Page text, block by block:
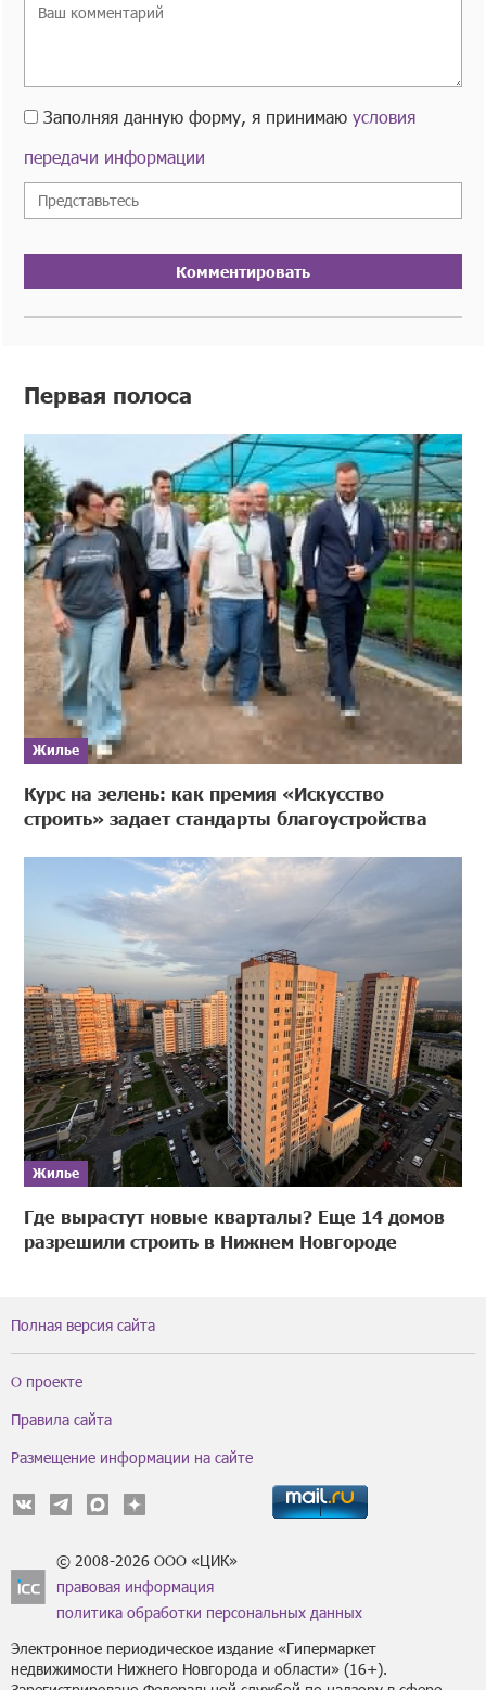
Заполняя данную форму, я принимаюусловия
передачи информации
Комментировать
Первая полоса
Жилье
Курс на зелень: как премия «Искусство
строить» задает стандарты благоустройства
Жилье
Где вырастут новые кварталы? Еще 14 домов
разрешили строить в Нижнем Новгороде
Полная версия сайта
О проекте
Правила сайта
Размещение информации на сайте
© 2008-2026 ООО «ЦИК»
правовая информация
политика обработки персональных данных
Электронное периодическое издание «Гипермаркет
недвижимости Нижнего Новгорода и области» (16+).